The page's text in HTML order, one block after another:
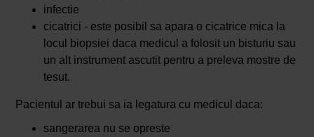
infectie
cicatrici - este posibil sa apara o cicatrice mica la
locul biopsiei daca medicul a folosit un bisturiu sau
un alt instrument ascutit pentru a preleva mostre de
tesut.
Pacientul ar trebui sa ia legatura cu medicul daca:
sangerarea nu se opreste